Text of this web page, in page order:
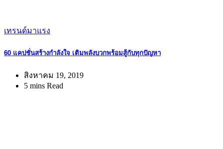
เทรนด์มาแรง
60 แคปชั่นสร้างกำลังใจ เติมพลังบวกพร้อมสู้กับทุกปัญหา
สิงหาคม 19, 2019
5 mins Read